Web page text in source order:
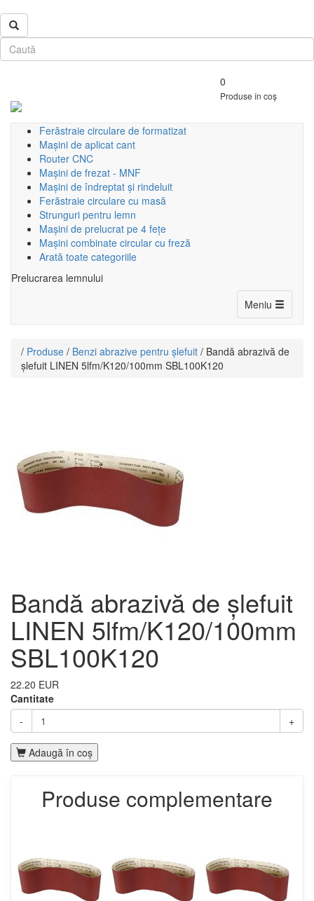
0
Produse în coș
Ferăstraie circulare de formatizat
Mașini de aplicat cant
Router CNC
Mașini de frezat - MNF
Mașini de îndreptat și rindeluit
Ferăstraie circulare cu masă
Strunguri pentru lemn
Mașini de prelucrat pe 4 fețe
Mașini combinate circular cu freză
Arată toate categoriile
Prelucrarea lemnului
Meniu Toggle
/ Produse / Benzi abrazive pentru șlefuit / Bandă abrazivă de
șlefuit LINEN 5lfm/K120/100mm SBL100K120
Bandă abrazivă de șlefuit
LINEN 5lfm/K120/100mm
SBL100K120
22.20 EUR
Cantitate
-
+
Adaugă în coş
Produse complementare